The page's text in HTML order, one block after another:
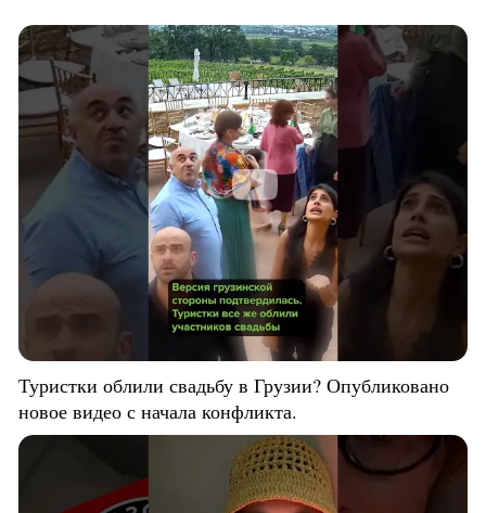
Туристки облили свадьбу в Грузии? Опубликовано
новое видео с начала конфликта.